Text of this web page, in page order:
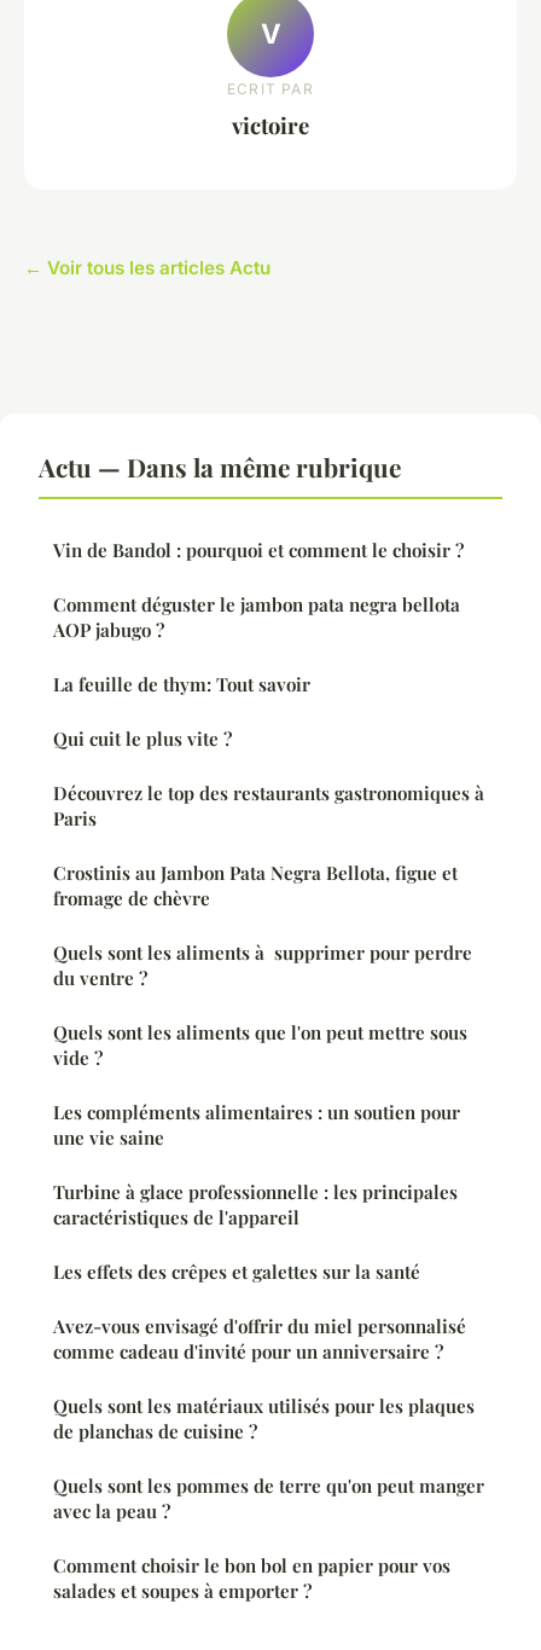
V
ECRIT PAR
victoire
← Voir tous les articles Actu
Actu — Dans la même rubrique
Vin de Bandol : pourquoi et comment le choisir ?
Comment déguster le jambon pata negra bellota
AOP jabugo ?
La feuille de thym: Tout savoir
Qui cuit le plus vite ?
Découvrez le top des restaurants gastronomiques à
Paris
Crostinis au Jambon Pata Negra Bellota, figue et
fromage de chèvre
Quels sont les aliments à supprimer pour perdre
du ventre ?
Quels sont les aliments que l'on peut mettre sous
vide ?
Les compléments alimentaires : un soutien pour
une vie saine
Turbine à glace professionnelle : les principales
caractéristiques de l'appareil
Les effets des crêpes et galettes sur la santé
Avez-vous envisagé d'offrir du miel personnalisé
comme cadeau d'invité pour un anniversaire ?
Quels sont les matériaux utilisés pour les plaques
de planchas de cuisine ?
Quels sont les pommes de terre qu'on peut manger
avec la peau ?
Comment choisir le bon bol en papier pour vos
salades et soupes à emporter ?